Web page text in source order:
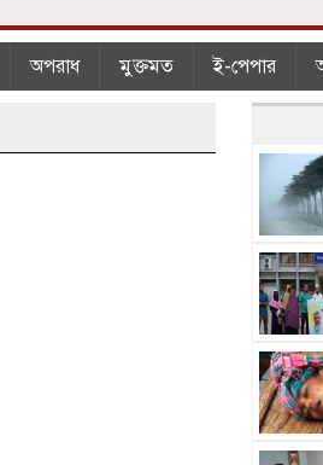
অপরাধ মুক্তমত ই-পেপার